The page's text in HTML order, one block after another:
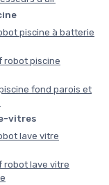
piscine à batterie
robot piscine
fond parois et
vitres
lave vitre
robot lave vitre